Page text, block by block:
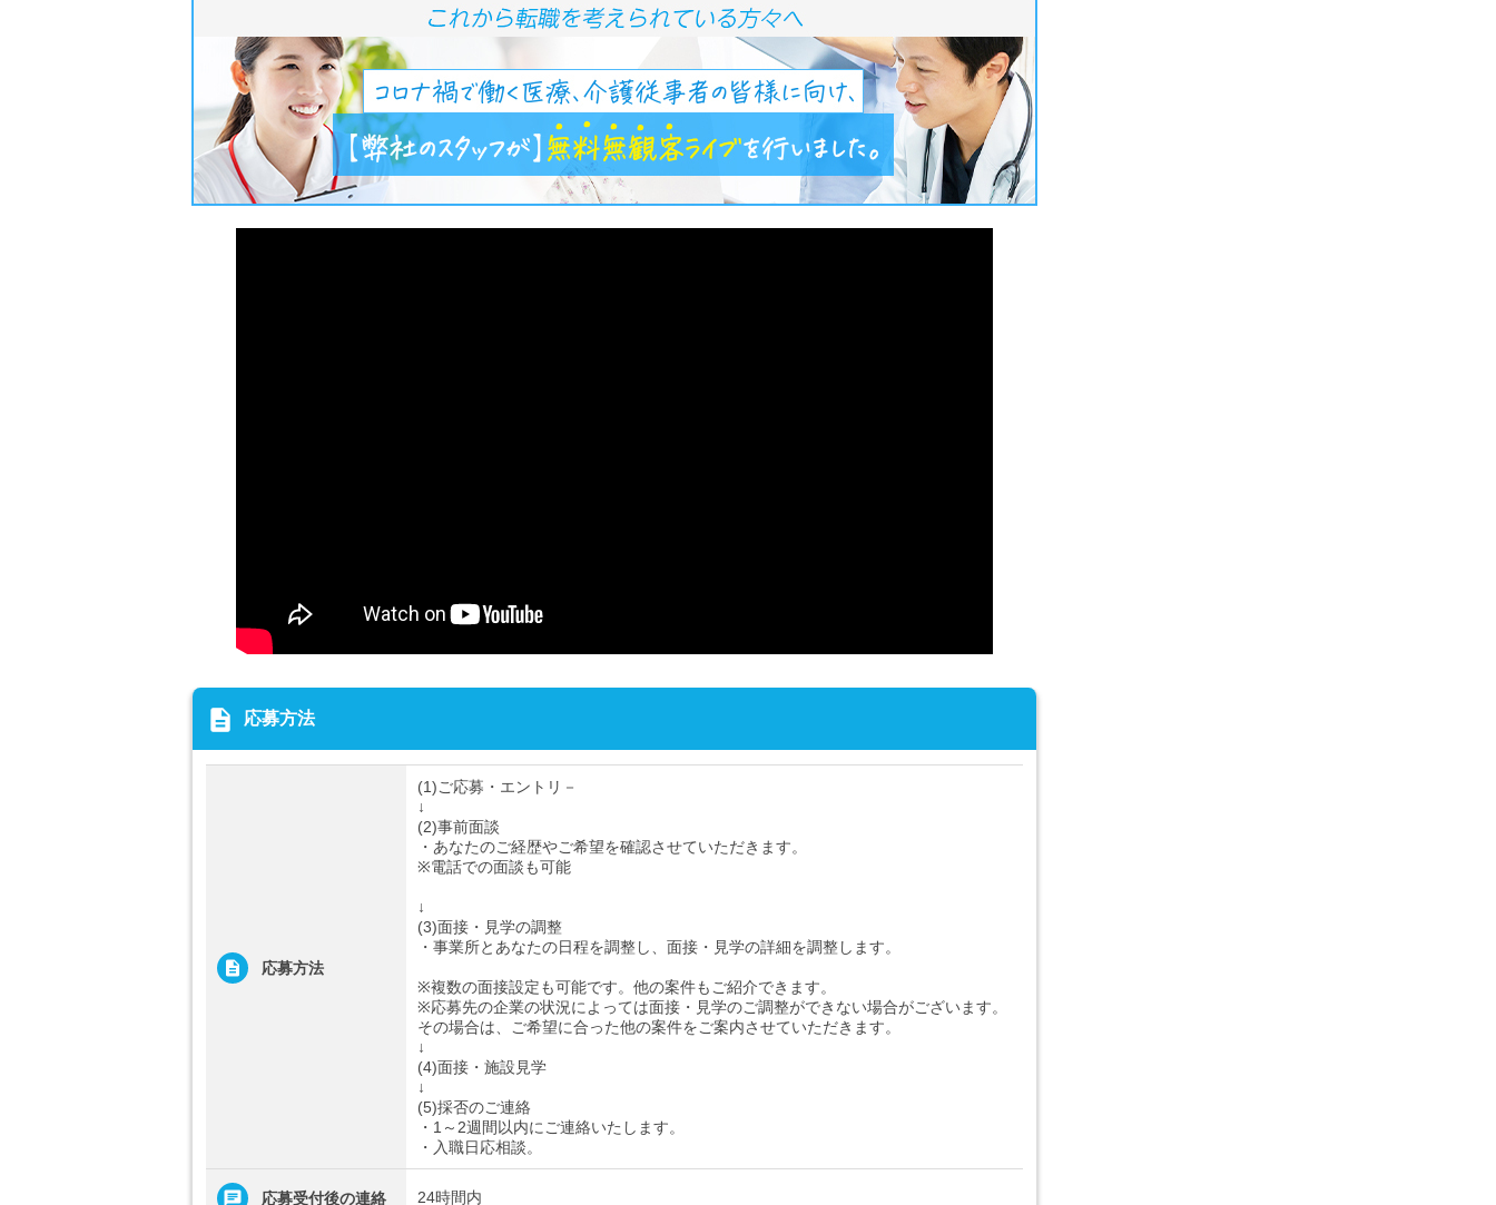
description 応募方法
応募方法
(1)ご応募・エントリ－
↓
(2)事前面談
・あなたのご経歴やご希望を確認させていただきます。
※電話での面談も可能
↓
(3)面接・見学の調整
・事業所とあなたの日程を調整し、面接・見学の詳細を調整します。
※複数の面接設定も可能です。他の案件もご紹介できます。
※応募先の企業の状況によっては面接・見学のご調整ができない場合がございます。
その場合は、ご希望に合った他の案件をご案内させていただきます。
↓
(4)面接・施設見学
↓
(5)採否のご連絡
・1～2週間以内にご連絡いたします。
・入職日応相談。
応募受付後の連絡 24時間内